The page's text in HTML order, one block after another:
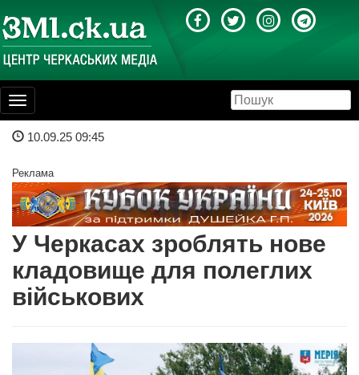
Toggle
navigation
10.09.25 09:45
Реклама
У Черкасах зроблять нове
кладовище для полеглих
військових